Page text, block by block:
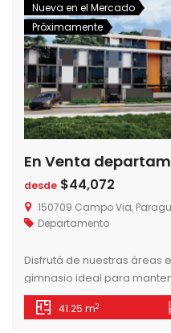
Nueva en el Mercado
Próximamente
desde $44,072
150709 Campo Via,
Departamento
Disfrutá de nuestras áreas
gimnasio ideal para
equipado con la última
Además, disponemos de
41.25 m2